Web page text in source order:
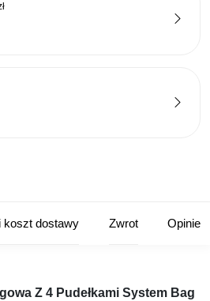
koszt dostawy Zwrot Opinie
Z 4 Pudełkami System Bag